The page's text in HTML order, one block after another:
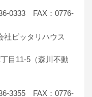
0333 FAX：0776-
ピッタリハウス
目11-5（森川不動
3355 FAX：0776-